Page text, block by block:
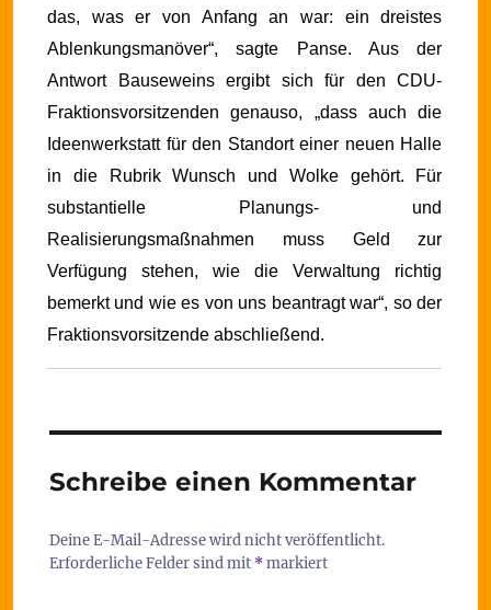
das, was er von Anfang an war: ein dreistes
Ablenkungsmanöver“, sagte Panse. Aus der
Antwort Bauseweins ergibt sich für den CDU-
Fraktionsvorsitzenden genauso, „dass auch die
Ideenwerkstatt für den Standort einer neuen Halle
in die Rubrik Wunsch und Wolke gehört. Für
substantielle Planungs- und
Realisierungsmaßnahmen muss Geld zur
Verfügung stehen, wie die Verwaltung richtig
bemerkt und wie es von uns beantragt war“, so der
Fraktionsvorsitzende abschließend.
Schreibe einen Kommentar
Deine E-Mail-Adresse wird nicht veröffentlicht.
Erforderliche Felder sind mit *markiert